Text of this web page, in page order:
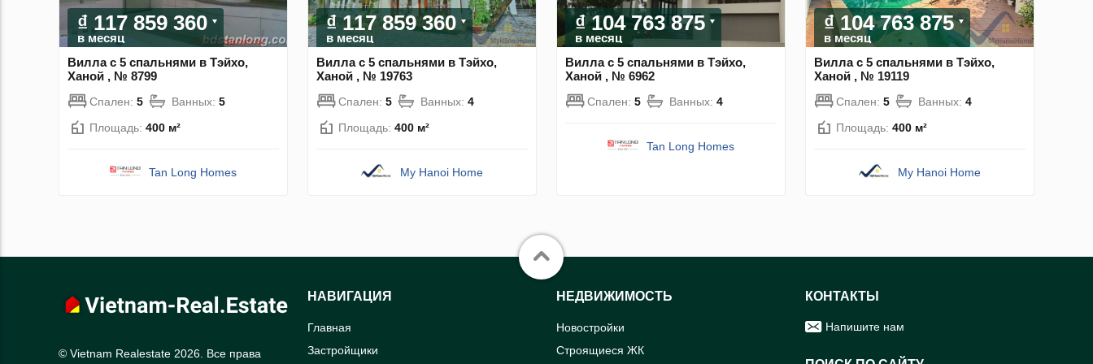
₫ 117 859 360
в месяц
Вилла с 5 спальнями в Тэйхо,
Ханой , № 8799
Спален: 5 Ванных: 5
Площадь: 400 м²
Tan Long Homes
₫ 117 859 360
в месяц
Вилла с 5 спальнями в Тэйхо,
Ханой , № 19763
Спален: 5 Ванных: 4
Площадь: 400 м²
My Hanoi Home
₫ 104 763 875
в месяц
Вилла с 5 спальнями в Тэйхо,
Ханой , № 6962
Спален: 5 Ванных: 4
Tan Long Homes
₫ 104 763 875
в месяц
Вилла с 5 спальнями в Тэйхо,
Ханой , № 19119
Спален: 5 Ванных: 4
Площадь: 400 м²
My Hanoi Home
© Vietnam Realestate 2026. Все права
НАВИГАЦИЯ
Главная
Застройщики
НЕДВИЖИМОСТЬ
Новостройки
Строящиеся ЖК
КОНТАКТЫ
Напишите нам